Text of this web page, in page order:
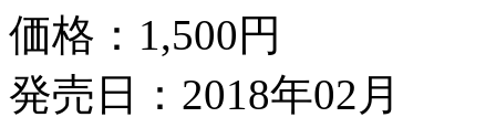
価格： 1,500円
発売日：2018年02月